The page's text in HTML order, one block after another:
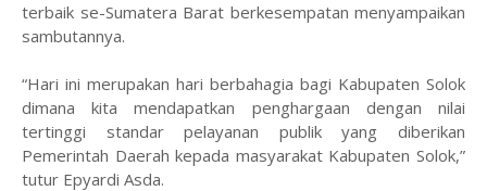
terbaik se-Sumatera Barat berkesempatan menyampaikan
sambutannya.
“Hari ini merupakan hari berbahagia bagi Kabupaten Solok
dimana kita mendapatkan penghargaan dengan nilai
tertinggi standar pelayanan publik yang diberikan
Pemerintah Daerah kepada masyarakat Kabupaten Solok,”
tutur Epyardi Asda.